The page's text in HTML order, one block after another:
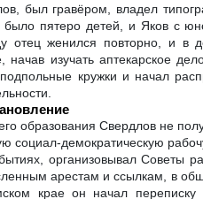
был гравёром, владел
было пятеро детей, и Яков с
отец женился повторно, и в
начав изучать аптекарское
кружки и начал
образования Свердлов не
социал-демократическую
организовывал Советы
арестам и ссылкам, в
крае он начал